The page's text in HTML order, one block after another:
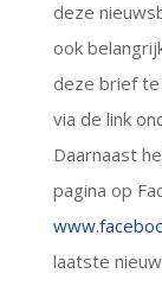
deze
ook
deze brief te
via de link
Daarnaast
pagina op
laatste